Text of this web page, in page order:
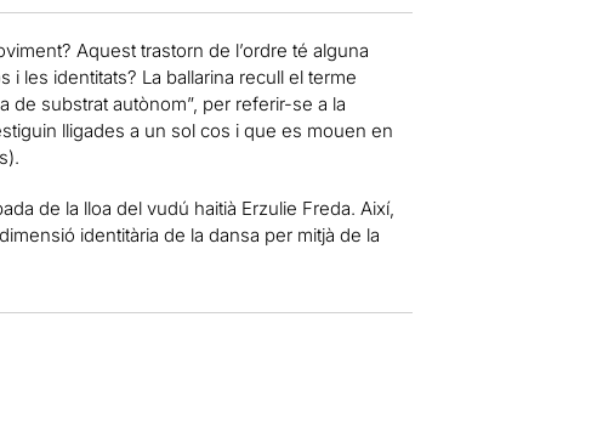
Aquest trastorn de l’ordre té alguna
les identitats? La ballarina recull el terme
de substrat autònom”, per referir-se a la
lligades a un sol cos i que es mouen en
de la lloa del vudú haitià Erzulie Freda. Així,
identitària de la dansa per mitjà de la